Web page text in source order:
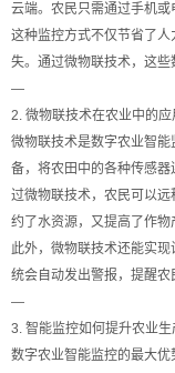
云端。农民只需通过手机或
这种监控方式不仅节省了
失。通过微物联技术，这些
—
2. 微物联技术在农业中的应
微物联技术是数字农业智
备，将农田中的各种传感
过微物联技术，农民可以
约了水资源，又提高了作物
此外，微物联技术还能实
统会自动发出警报，提醒农
—
3. 智能监控如何提升农业生
数字农业智能监控的最大